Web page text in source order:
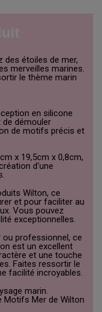
des étoiles de mer,
merveilles marines.
le thème marin
en silicone
de démouler
de motifs précis et
x 19,5cm x 0,8cm,
d'une
Wilton, ce
et pour faciliter au
Vous pouvez
exceptionnelles.
professionnel, ce
est un excellent
et une touche
Faites ressortir le
facilité incroyables.
marin.
Motifs Mer de Wilton